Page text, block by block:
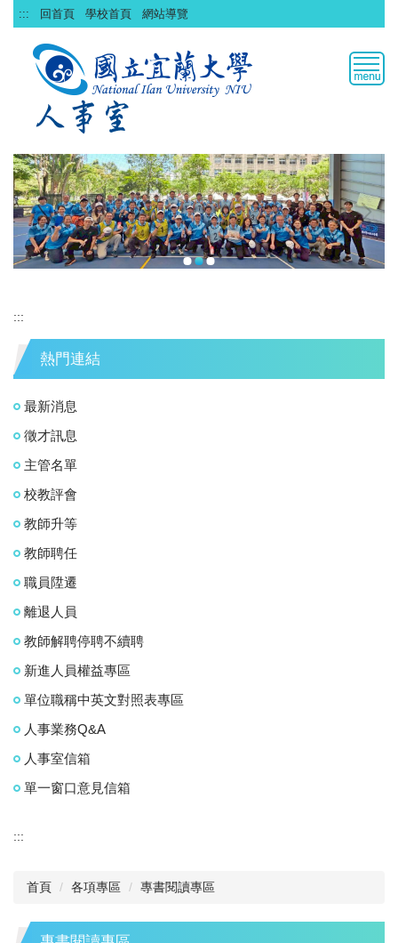
跳
到
::: 回首頁 學校首頁 網站導覽
:::
熱門連結
最新消息
徵才訊息
主管名單
校教評會
教師升等
教師聘任
職員陞遷
離退人員
教師解聘停聘不續聘
新進人員權益專區
單位職稱中英文對照表專區
人事業務Q&A
人事室信箱
單一窗口意見信箱
:::
首頁 各項專區 專書閱讀專區